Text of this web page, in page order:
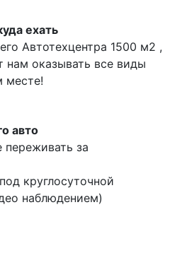
ехать
Автотехцентра 1500 м2 ,
нам оказывать все виды
месте!
авто
за
круглосуточной
наблюдением)